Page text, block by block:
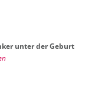
unter der Ge­burt